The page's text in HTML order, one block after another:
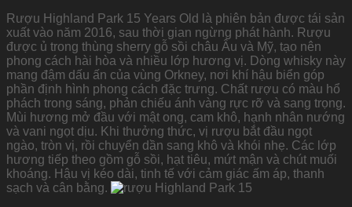
Rượu Highland Park 15 Years Old là phiên bản được tái sản
xuất vào năm 2016, sau thời gian ngừng phát hành. Rượu
được ủ trong thùng sherry gỗ sồi châu Âu và Mỹ, tạo nên
phong cách hài hòa và nhiều lớp hương vị. Dòng whisky này
mang đậm dấu ấn của vùng Orkney, nơi khí hậu biển góp
phần định hình phong cách đặc trưng. Chất rượu có màu hổ
phách trong sáng, phản chiếu ánh vàng rực rỡ và sang trọng.
Mùi hương mở đầu với mật ong, cam khô, hạnh nhân nướng
và vani ngọt dịu. Khi thưởng thức, vị rượu bắt đầu ngọt
ngào, tròn vị, rồi chuyển dần sang khô và khói nhẹ. Các lớp
hương tiếp theo gồm gỗ sồi, hạt tiêu, mứt mận và chút muối
khoáng. Hậu vị kéo dài, tinh tế với cảm giác ấm áp, thanh
sạch và cân bằng.